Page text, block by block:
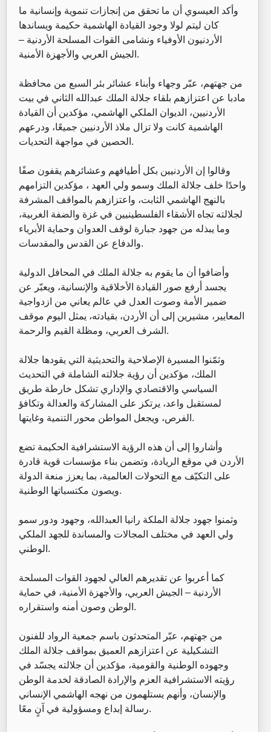
وأكد العيسوي أن ما تحقق من إنجازات تنموية وإنسانية ما
كان ليتم لولا وجود القيادة الهاشمية حكيمة ويساندها
الأردنيون الأوفياء ونشامى القوات المسلحة الأردنية –
الجيش العربي والأجهزة الأمنية.
من جهتهم، عبّر وجهاء وأبناء عشائر بئر السبع من محافظة
مادبا عن اعتزازهم بلقاء جلالة الملك عبدالله الثاني في بيت
الأردنيين، الديوان الملكي الهاشمي، مؤكدين أن القيادة
الهاشمية كانت ولا تزال ملاذ الأردنيين جميعًا، ودرعهم
الحصين في مواجهة التحديات.
وقالوا إن الأردنيين بكل أطيافهم وعشائرهم يقفون صفًا
واحدًا خلف جلالة الملك وسمو ولي العهد ، مؤكدين التزامهم
بالنهج الهاشمي الثابت، واعتزازهم بالمواقف المشرفة
لجلالته تجاه الأشقاء الفلسطينيين في غزة والضفة الغربية،
وما يبذله من جهود جبارة لوقف العدوان وحماية الأبرياء
والدفاع عن القدس والمقدسات.
وأضافوا أن ما يقوم به جلالة الملك في المحافل الدولية
يجسد أرفع صور القيادة الأخلاقية والإنسانية، ويعبّر عن
ضمير الأمة وصوت العدل في عالم يعاني من ازدواجية
المعايير، مشيرين إلى أن الأردن، بقيادته، يمثل اليوم موقف
الشرف العربي، ومظلة القيم والرحمة.
وثمّنوا المسيرة الإصلاحية والتحديثية التي يقودها جلالة
الملك، مؤكدين أن رؤية جلالته الشاملة في التحديث
السياسي والاقتصادي والإداري تشكل خارطة طريق
لمستقبل واعد، يرتكز على المشاركة والعدالة وتكافؤ
الفرص، ويجعل المواطن محور التنمية وغايتها.
وأشاروا إلى أن هذه الرؤية الاستشرافية الحكيمة تضع
الأردن في موقع الريادة، وتضمن بناء مؤسسات قوية قادرة
على التكيّف مع التحولات العالمية، بما يعزز منعة الدولة
ويصون مكتسباتها الوطنية.
وثمنوا جهود جلالة الملكة رانيا العبدالله، وجهود ودور سمو
ولي العهد في مختلف المجالات والمساندة للجهد الملكي
الوطني.
كما أعربوا عن تقديرهم العالي لجهود القوات المسلحة
الأردنية – الجيش العربي، والأجهزة الأمنية، في حماية
الوطن وصون أمنه واستقراره.
من جهتهم، عبّر المتحدثون باسم جمعية الرواد للفنون
التشكيلية عن اعتزازهم العميق بمواقف جلالة الملك
وجهوده الوطنية والقومية، مؤكدين أن جلالته يجسّد في
رؤيته الاستشرافية العزم والإرادة الصادقة لخدمة الوطن
والإنسان، وأنهم يستلهمون من نهجه الهاشمي الإنساني
رسالة إبداع ومسؤولية في آنٍ معًا.